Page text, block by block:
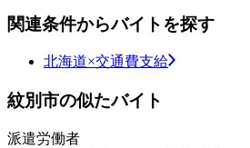
関連条件からバイトを探す
北海道×交通費支給
紋別市の似たバイト
派遣労働者